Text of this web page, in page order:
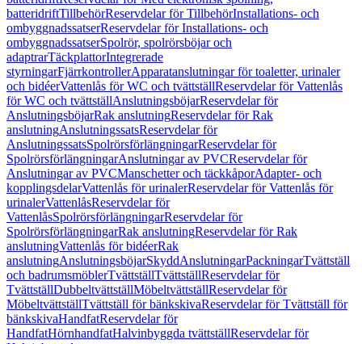
batteridriftTillbehörReservdelar för TillbehörInstallations- och
ombyggnadssatserReservdelar för Installations- och
ombyggnadssatserSpolrör, spolrörsböjar och
adaptrarTäckplattorIntegrerade
styrningarFjärrkontrollerApparatanslutningar för toaletter, urinaler
och bidéerVattenlås för WC och tvättställReservdelar för Vattenlås
för WC och tvättställAnslutningsböjarReservdelar för
AnslutningsböjarRak anslutningReservdelar för Rak
anslutningAnslutningssatsReservdelar för
AnslutningssatsSpolrörsförlängningarReservdelar för
SpolrörsförlängningarAnslutningar av PVCReservdelar för
Anslutningar av PVCManschetter och täckkåporAdapter- och
kopplingsdelarVattenlås för urinalerReservdelar för Vattenlås för
urinalerVattenlåsReservdelar för
VattenlåsSpolrörsförlängningarReservdelar för
SpolrörsförlängningarRak anslutningReservdelar för Rak
anslutningVattenlås för bidéerRak
anslutningAnslutningsböjarSkyddAnslutningarPackningarTvättställ
och badrumsmöblerTvättställTvättställReservdelar för
TvättställDubbeltvättställMöbeltvättställReservdelar för
MöbeltvättställTvättställ för bänkskivaReservdelar för Tvättställ för
bänkskivaHandfatReservdelar för
HandfatHörnhandfatHalvinbyggda tvättställReservdelar för